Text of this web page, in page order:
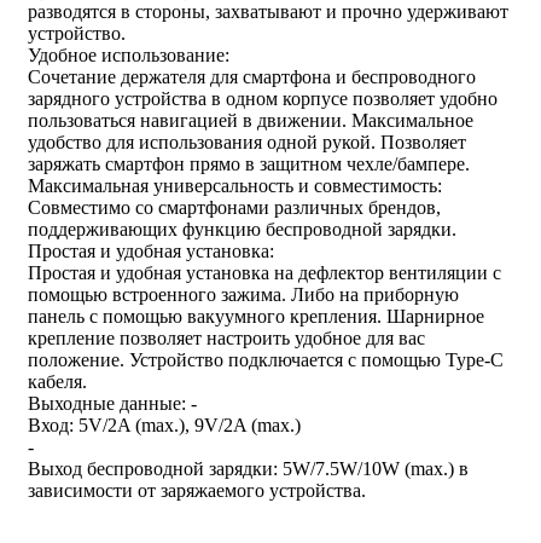
разводятся в стороны, захватывают и прочно удерживают
устройство.
Удобное использование:
Сочетание держателя для смартфона и беспроводного
зарядного устройства в одном корпусе позволяет удобно
пользоваться навигацией в движении. Максимальное
удобство для использования одной рукой. Позволяет
заряжать смартфон прямо в защитном чехле/бампере.
Максимальная универсальность и совместимость:
Совместимо со смартфонами различных брендов,
поддерживающих функцию беспроводной зарядки.
Простая и удобная установка:
Простая и удобная установка на дефлектор вентиляции с
помощью встроенного зажима. Либо на приборную
панель с помощью вакуумного крепления. Шарнирное
крепление позволяет настроить удобное для вас
положение. Устройство подключается с помощью Type-C
кабеля.
Выходные данные: -
Вход: 5V/2A (max.), 9V/2A (max.)
-
Выход беспроводной зарядки: 5W/7.5W/10W (max.) в
зависимости от заряжаемого устройства.